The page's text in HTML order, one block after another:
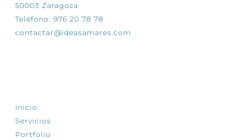
50003 Zaragoza
Teléfono: 976 20 78 78
contactar@ideasamares.com
Inicio
Servicios
Portfolio